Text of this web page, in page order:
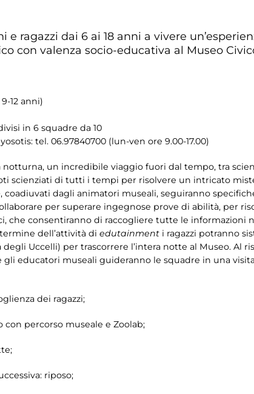
ragazzi dai 6 ai 18 anni a vivere
con valenza socio-educativa al Museo
12 anni)
in 6 squadre da 10
tel. 06.97840700 (lun-ven ore 9.00-17.00)
notturna, un incredibile viaggio fuori dal tempo, tra
scienziati di tutti i tempi per risolvere un intricato
dagli animatori museali, seguiranno
per superare ingegnose prove di abilità, per
che consentiranno di raccogliere tutte le informazioni
dell’attività di edutainment i ragazzi potranno
degli Uccelli) per trascorrere l’intera notte al Museo. Al
gli educatori museali guideranno le squadre in una
dei ragazzi;
con percorso museale e Zoolab;
riposo;